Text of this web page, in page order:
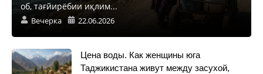
об, тағйирёбии иқлим...
Вечерка 22.06.2026
Цена воды. Как женщины юга
Таджикистана живут между засухой,